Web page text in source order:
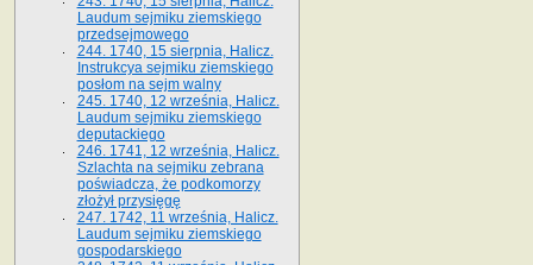
Laudum sejmiku ziemskiego
przedsejmowego
244. 1740, 15 sierpnia, Halicz.
Instrukcya sejmiku ziemskiego
posłom na sejm walny
245. 1740, 12 września, Halicz.
Laudum sejmiku ziemskiego
deputackiego
246. 1741, 12 września, Halicz.
Szlachta na sejmiku zebrana
poświadcza, że podkomorzy
złożył przysięgę
247. 1742, 11 września, Halicz.
Laudum sejmiku ziemskiego
gospodarskiego